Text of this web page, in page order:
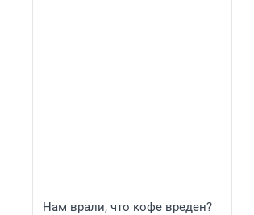
Нам врали, что кофе вреден?